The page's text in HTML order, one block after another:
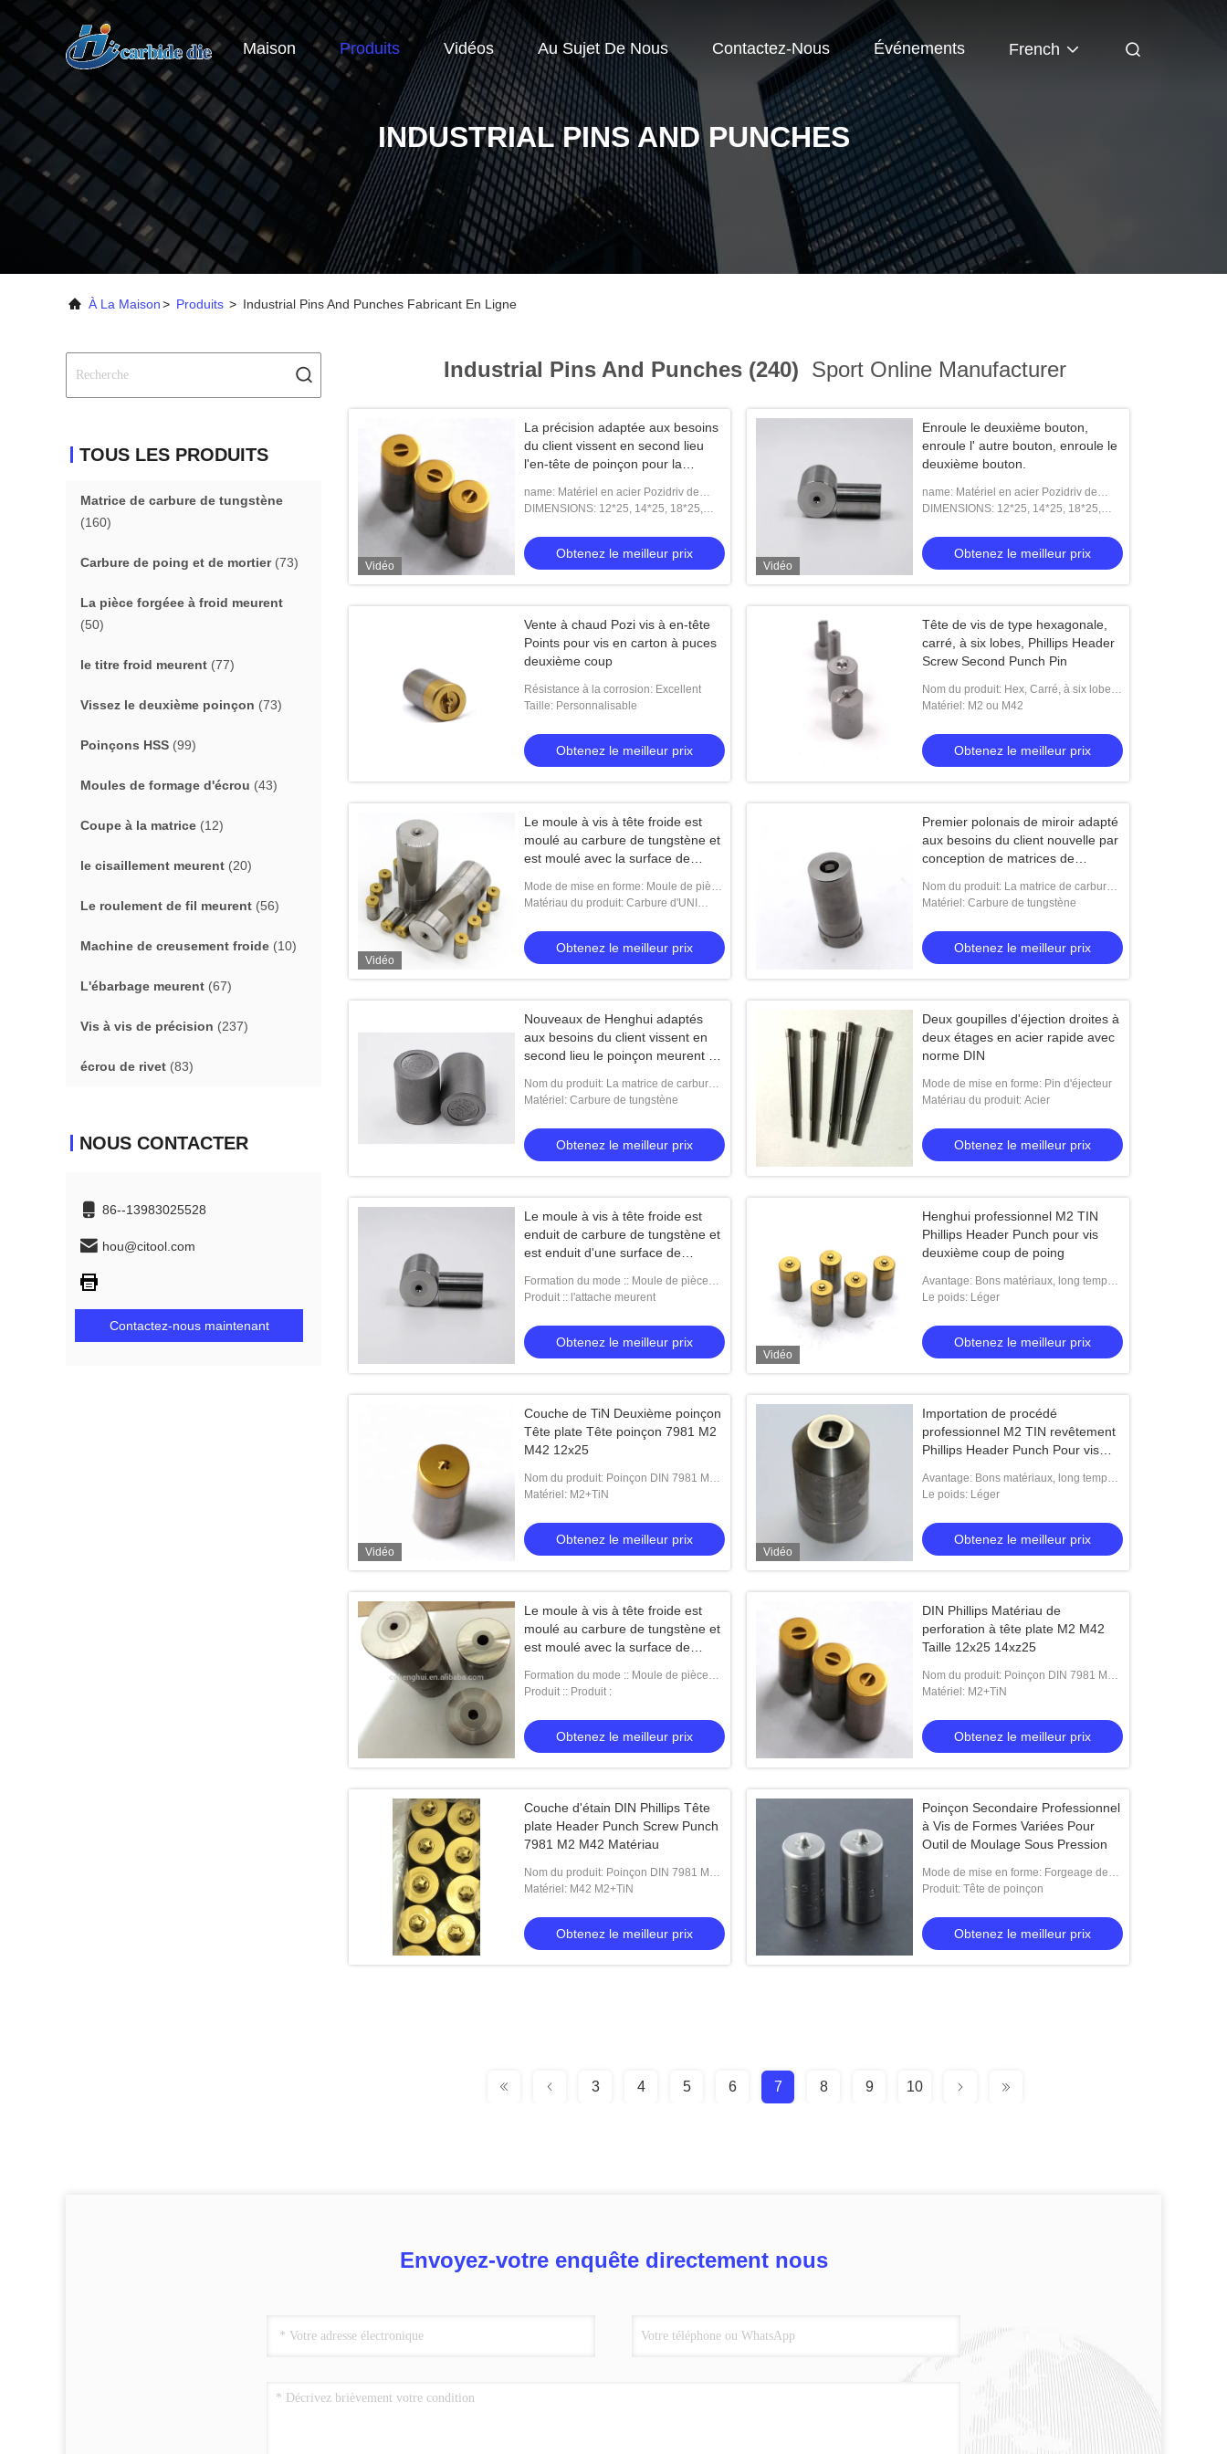
Maison Produits Vidéos Au Sujet De Nous Contactez-Nous Événements French
INDUSTRIAL PINS AND PUNCHES
À La Maison> Produits > Industrial Pins And Punches Fabricant En Ligne
TOUS LES PRODUITS
Matrice de carbure de tungstène
(160)
Carbure de poing et de mortier(73)
La pièce forgéee à froid meurent
(50)
le titre froid meurent (77)
Vissez le deuxième poinçon (73)
Poinçons HSS (99)
Moules de formage d'écrou (43)
Coupe à la matrice (12)
le cisaillement meurent (20)
Le roulement de fil meurent (56)
Machine de creusement froide (10)
L'ébarbage meurent (67)
Vis à vis de précision (237)
écrou de rivet (83)
NOUS CONTACTER
86--13983025528
hou@citool.com
Contactez-nous maintenant
Industrial Pins And Punches (240) Sport Online Manufacturer
Vidéo
La précision adaptée aux besoins
du client vissent en second lieu
l'en-tête de poinçon pour la
name: Matériel en acier Pozidriv de
ventes d'approvisionnement de
DIMENSIONS: 12*25, 14*25, 18*25,
Obtenez le meilleur prix
Vidéo
Enroule le deuxième bouton,
enroule l' autre bouton, enroule le
deuxième bouton.
name: Matériel en acier Pozidriv de
ventes d'approvisionnement de
DIMENSIONS: 12*25, 14*25, 18*25,
Obtenez le meilleur prix
Vente à chaud Pozi vis à en-tête
Points pour vis en carton à puces
deuxième coup
Résistance à la corrosion: Excellent
Taille: Personnalisable
Obtenez le meilleur prix
Tête de vis de type hexagonale,
carré, à six lobes, Phillips Header
Screw Second Punch Pin
Nom du produit: Hex, Carré, à six lobes,
Phillips Screw Deuxième Header Punch
Matériel: M2 ou M42
Obtenez le meilleur prix
Vidéo
Le moule à vis à tête froide est
moulé au carbure de tungstène et
est moulé avec la surface de
Mode de mise en forme: Moule de pièce
forgéee, moule de poinçon
Matériau du produit: Carbure d'UNI
Obtenez le meilleur prix
Premier polonais de miroir adapté
aux besoins du client nouvelle par
conception de matrices de
Nom du produit: La matrice de carbure,
matrice de pièce forgéee pour la vis de
Matériel: Carbure de tungstène
Obtenez le meilleur prix
Nouveaux de Henghui adaptés
aux besoins du client vissent en
second lieu le poinçon meurent en
Nom du produit: La matrice de carbure,
matrice de pièce forgéee pour la vis de
Matériel: Carbure de tungstène
Obtenez le meilleur prix
Deux goupilles d'éjection droites à
deux étages en acier rapide avec
norme DIN
Mode de mise en forme: Pin d'éjecteur
Matériau du produit: Acier
Obtenez le meilleur prix
Le moule à vis à tête froide est
enduit de carbure de tungstène et
est enduit d'une surface de
Formation du mode :: Moule de pièce
forgéee, moule de poinçon
Produit :: l'attache meurent
Obtenez le meilleur prix
Vidéo
Henghui professionnel M2 TIN
Phillips Header Punch pour vis
deuxième coup de poing
Avantage: Bons matériaux, long temps
de service
Le poids: Léger
Obtenez le meilleur prix
Vidéo
Couche de TiN Deuxième poinçon
Tête plate Tête poinçon 7981 M2
M42 12x25
Nom du produit: Poinçon DIN 7981 M22
d'en-tête
Matériel: M2+TiN
Obtenez le meilleur prix
Vidéo
Importation de procédé
professionnel M2 TIN revêtement
Phillips Header Punch Pour vis
Avantage: Bons matériaux, long temps
de service
Le poids: Léger
Obtenez le meilleur prix
Le moule à vis à tête froide est
moulé au carbure de tungstène et
est moulé avec la surface de
Formation du mode :: Moule de pièce
forgéee, moule de poinçon
Produit :: Produit :
Obtenez le meilleur prix
DIN Phillips Matériau de
perforation à tête plate M2 M42
Taille 12x25 14xz25
Nom du produit: Poinçon DIN 7981 M22
d'en-tête
Matériel: M2+TiN
Obtenez le meilleur prix
Couche d'étain DIN Phillips Tête
plate Header Punch Screw Punch
7981 M2 M42 Matériau
Nom du produit: Poinçon DIN 7981 M22
d'en-tête
Matériel: M42 M2+TiN
Obtenez le meilleur prix
Poinçon Secondaire Professionnel
à Vis de Formes Variées Pour
Outil de Moulage Sous Pression
Mode de mise en forme: Forgeage de
moules
Produit: Tête de poinçon
Obtenez le meilleur prix
3 4 5 6 7 8 9 10
Envoyez-votre enquête directement nous